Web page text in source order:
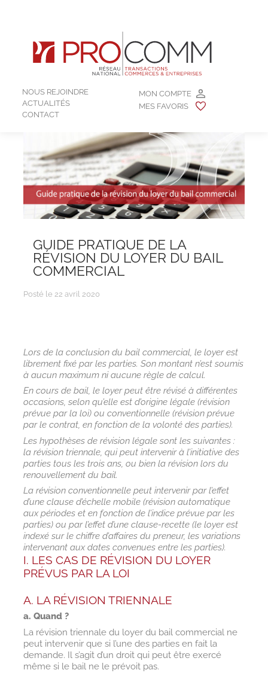
MON COMPTE
MES FAVORIS
NOUS REJOINDRE
ACTUALITÉS
CONTACT
Lors de la conclusion du bail commercial, le loyer est
librement fixé par les parties. Son montant n’est soumis
à aucun maximum ni aucune règle de calcul.
En cours de bail, le loyer peut être révisé à différentes
occasions, selon qu’elle est d’origine légale (révision
prévue par la loi) ou conventionnelle (révision prévue
par le contrat, en fonction de la volonté des parties).
Les hypothèses de révision légale sont les suivantes :
la révision triennale, qui peut intervenir à l’initiative des
parties tous les trois ans, ou bien la révision lors du
renouvellement du bail.
La révision conventionnelle peut intervenir par l’effet
d’une clause d’échelle mobile (révision automatique
aux périodes et en fonction de l’indice prévue par les
parties) ou par l’effet d’une clause-recette (le loyer est
indexé sur le chiffre d’affaires du preneur, les variations
intervenant aux dates convenues entre les parties).
I. LES CAS DE RÉVISION DU LOYER
PRÉVUS PAR LA LOI
A. LA RÉVISION TRIENNALE
a. Quand ?
La révision triennale du loyer du bail commercial ne
peut intervenir que si l’une des parties en fait la
demande. Il s’agit d’un droit qui peut être exercé
même si le bail ne le prévoit pas.
GUIDE PRATIQUE DE LA
RÉVISION DU LOYER DU BAIL
COMMERCIAL
Posté le 22 avril 2020